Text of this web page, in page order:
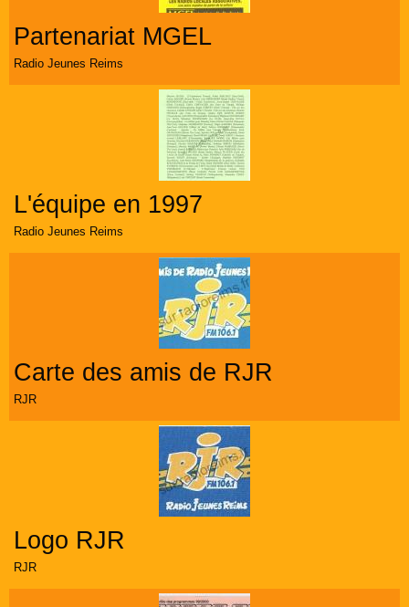
Partenariat MGEL
Radio Jeunes Reims
L'équipe en 1997
Radio Jeunes Reims
Carte des amis de RJR
RJR
Logo RJR
RJR